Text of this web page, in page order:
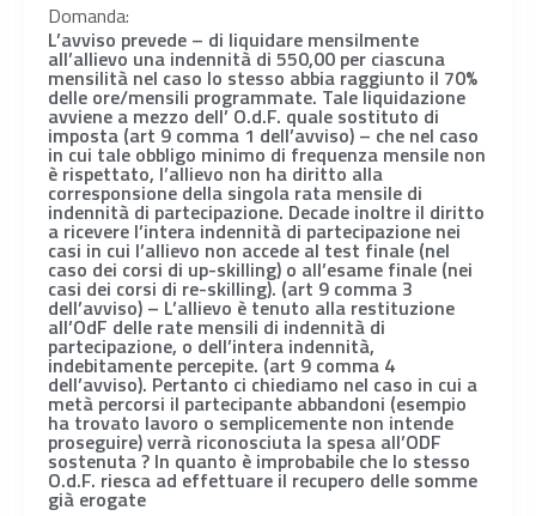
Domanda:
L’avviso prevede – di liquidare mensilmente
all’allievo una indennità di 550,00 per ciascuna
mensilità nel caso lo stesso abbia raggiunto il 70%
delle ore/mensili programmate. Tale liquidazione
avviene a mezzo dell’ O.d.F. quale sostituto di
imposta (art 9 comma 1 dell’avviso) – che nel caso
in cui tale obbligo minimo di frequenza mensile non
è rispettato, l’allievo non ha diritto alla
corresponsione della singola rata mensile di
indennità di partecipazione. Decade inoltre il diritto
a ricevere l’intera indennità di partecipazione nei
casi in cui l’allievo non accede al test finale (nel
caso dei corsi di up-skilling) o all’esame finale (nei
casi dei corsi di re-skilling). (art 9 comma 3
dell’avviso) – L’allievo è tenuto alla restituzione
all’OdF delle rate mensili di indennità di
partecipazione, o dell’intera indennità,
indebitamente percepite. (art 9 comma 4
dell’avviso). Pertanto ci chiediamo nel caso in cui a
metà percorsi il partecipante abbandoni (esempio
ha trovato lavoro o semplicemente non intende
proseguire) verrà riconosciuta la spesa all’ODF
sostenuta ? In quanto è improbabile che lo stesso
O.d.F. riesca ad effettuare il recupero delle somme
già erogate